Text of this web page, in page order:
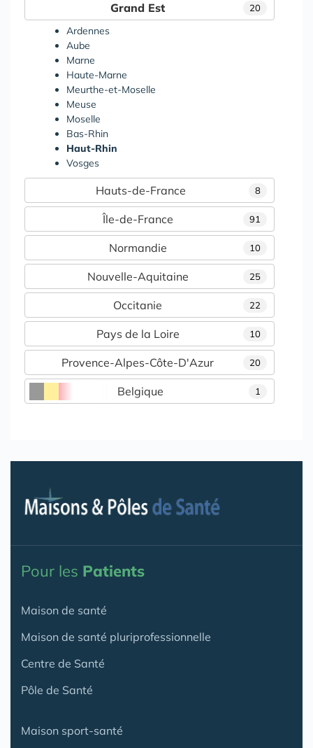
20
Grand Est
Ardennes
Aube
Marne
Haute-Marne
Meurthe-et-Moselle
Meuse
Moselle
Bas-Rhin
Haut-Rhin
Vosges
8
Hauts-de-France
91
Île-de-France
10
Normandie
25
Nouvelle-Aquitaine
22
Occitanie
10
Pays de la Loire
20
Provence-Alpes-Côte-D'Azur
Belgique 1
Pour les Patients
Maison de santé
Maison de santé pluriprofessionnelle
Centre de Santé
Pôle de Santé
Maison sport-santé